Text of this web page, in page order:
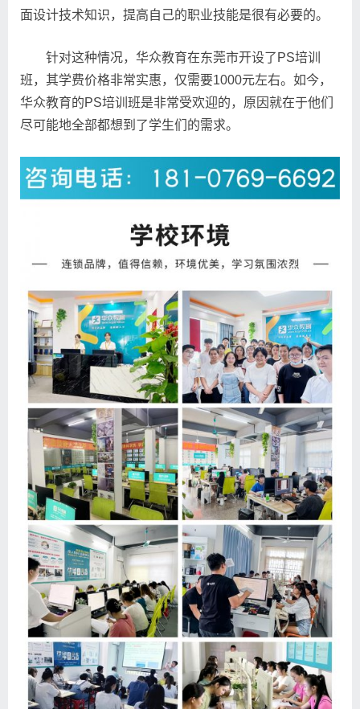
面设计技术知识，提高自己的职业技能是很有必要的。
针对这种情况，华众教育在东莞市开设了PS培训
班，其学费价格非常实惠，仅需要1000元左右。如今，
华众教育的PS培训班是非常受欢迎的，原因就在于他们
尽可能地全部都想到了学生们的需求。